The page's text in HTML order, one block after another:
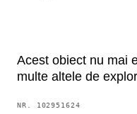
Acest obiect nu mai
multe altele de
NR. 102951624